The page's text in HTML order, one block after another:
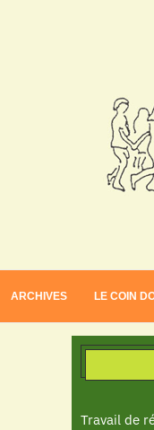
ARCHIVES LE COIN
Travail de